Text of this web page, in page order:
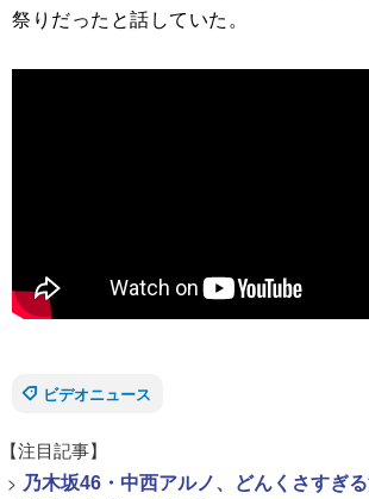
祭りだったと話していた。
ビデオニュース
【注目記事】
> 乃木坂46・中西アルノ、どんくさすぎ